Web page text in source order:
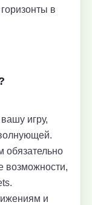
в
игру,
обязательно
возможности,
и